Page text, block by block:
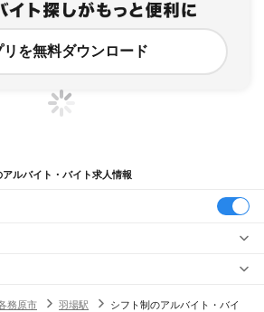
リを無料ダウンロード
ルバイト・バイト求人情報
務原市 羽場駅 シフト制のアルバイト・バイ